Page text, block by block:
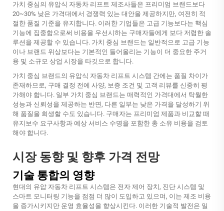
가치 중심의 유압식 자동차 리프트 제조사들은 프리미엄 브랜드보다
20~30% 낮은 가격대에서 경쟁력 있는 대안을 제공하지만, 여전히 적
절한 품질 기준을 유지합니다. 이러한 기업들은 고급 기능보다는 핵심
기능에 집중함으로써 비용을 우선시하는 구매자들에게 보다 저렴한 솔
루션을 제공할 수 있습니다. 가치 중심 브랜드는 일반적으로 고급 기능
이나 브랜드 위상보다는 기본적인 들어올리는 기능이 더 중요한 주거
용 및 소규모 상업 시장을 타깃으로 합니다.
가치 중심 브랜드의 유압식 자동차 리프트 시스템 간에는 품질 차이가
존재하므로, 구매 결정 전에 사양, 보증 조건 및 고객 리뷰를 신중히 평
가해야 합니다. 일부 가치 중심 브랜드는 매력적인 가격대에서 탁월한
성능과 신뢰성을 제공하는 반면, 다른 일부는 낮은 가격을 달성하기 위
해 품질을 희생할 수도 있습니다. 구매자는 프리미엄 제품과 비교할 때
유지보수 요구사항과 예상 서비스 수명을 포함한 총 소유 비용을 검토
해야 합니다.
시장 동향 및 향후 가격 전망
기술 통합의 영향
현대의 유압 자동차 리프트 시스템은 전자 제어 장치, 진단 시스템 및
스마트 모니터링 기능을 점점 더 많이 도입하고 있으며, 이는 제조 비용
을 증가시키지만 운영 효율성을 향상시킨다. 이러한 기술적 발전은 일